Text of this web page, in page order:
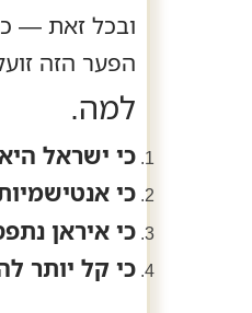
ובכל זאת —
הפער הזה
למה.
כי ישראל
כי
כי איראן
כי קל יותר